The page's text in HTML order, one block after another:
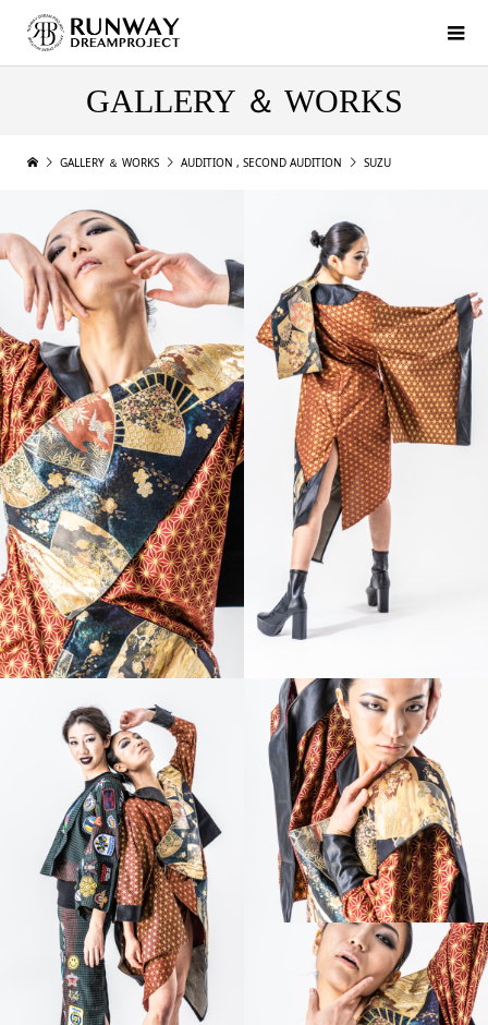
GALLERY ＆ WORKS
GALLERY ＆ WORKS AUDITION , SECOND AUDITION SUZU